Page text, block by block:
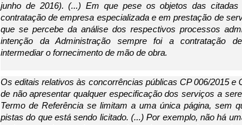
junho de 2016). (...) Em que pese os objetos das citadas
contratação de empresa especializada e em prestação de
que se percebe da análise dos respectivos processos
intenção da Administração sempre foi a contratação
intermediar o fornecimento de mão de obra.
Os editais relativos às concorrências públicas CP 006/2015 e
de não apresentar qualquer especificação dos serviços a
Termo de Referência se limitam a uma única página, sem
pistas do que está sendo licitado. (...) Por exemplo, não há